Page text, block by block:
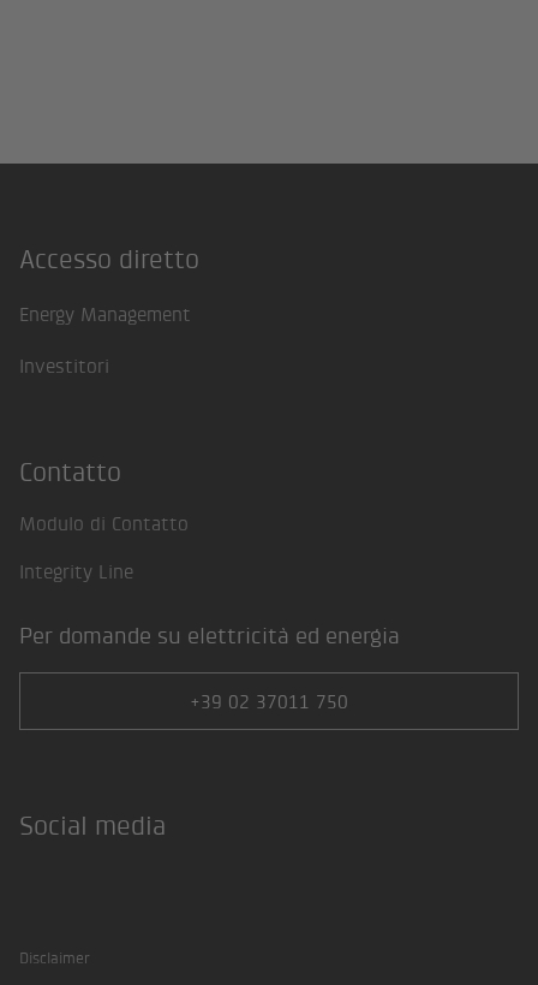
Footer
Accesso diretto
Energy Management
Investitori
Contatto
Modulo di Contatto
Integrity Line
Per domande su elettricità ed energia
+39 02 37011 750
Social media
Disclaimer